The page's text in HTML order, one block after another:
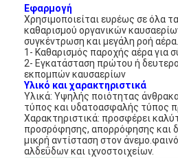
Εφαρμογή
Χρησιμοποιείται ευρέως σε όλα
καθαρισμού οργανικών
συγκέντρωση και μεγάλη ροή αέρα.
1- Καθαρισμός παροχής αέρα για
2- Εγκατάσταση πρώτου ή
εκπομπών καυσαερίων
Υλικό και χαρακτηριστικά
Υλικά: Υψηλής ποιότητας
τύπος και υδατοασφαλής τύπος
Χαρακτηριστικά: προσφέρει
προσρόφησης, απορρόφησης και
μικρή αντίσταση στον
αλδεΰδων και ιχνοστοιχείων.